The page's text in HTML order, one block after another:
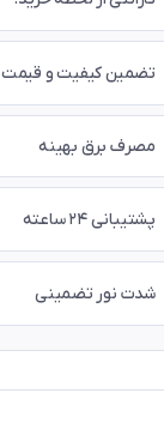
تضمین کیفیت و قیمت
مصرف برق بهینه
پشتیبانی ۲۴ ساعته
شدت نور تضمینی